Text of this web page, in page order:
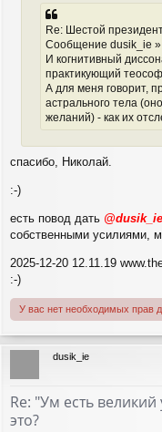
Re: Шестой
Сообщение dusik_ie »
И когнитивный
практикующий теософ
А для меня говорит,
астрального тела
желаний) - как их
спасибо, Николай.
:-)
есть повод дать @dusik_ie
собственными усилиями,
2025-12-20 12.11.19
:-)
У вас нет необходимых прав
dusik_ie
Re: "Ум есть
это?